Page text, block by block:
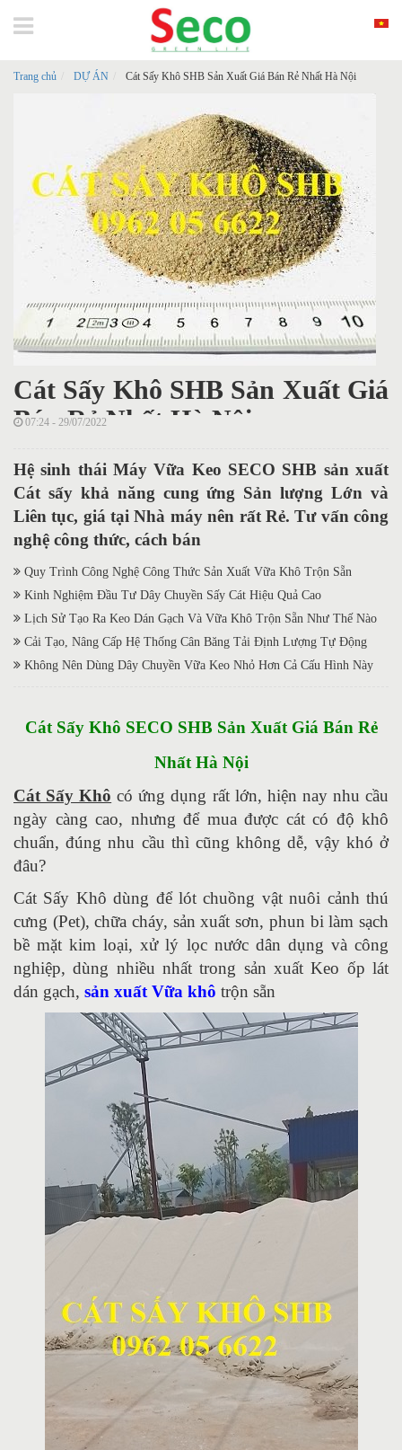
Trang chủ DỰ ÁN Cát Sấy Khô SHB Sản Xuất Giá Bán Rẻ Nhất Hà Nội
Cát Sấy Khô SHB Sản Xuất Giá
Bán Rẻ Nhất Hà Nội
07:24 - 29/07/2022
Hệ sinh thái Máy Vữa Keo SECO SHB sản xuất
Cát sấy khả năng cung ứng Sản lượng Lớn và
Liên tục, giá tại Nhà máy nên rất Rẻ. Tư vấn công
nghệ công thức, cách bán
Quy Trình Công Nghệ Công Thức Sản Xuất Vữa Khô Trộn Sẵn
Kinh Nghiệm Đầu Tư Dây Chuyền Sấy Cát Hiệu Quả Cao
Lịch Sử Tạo Ra Keo Dán Gạch Và Vữa Khô Trộn Sẵn Như Thế Nào
Cải Tạo, Nâng Cấp Hệ Thống Cân Băng Tải Định Lượng Tự Động
Không Nên Dùng Dây Chuyền Vữa Keo Nhỏ Hơn Cả Cấu Hình Này
Cát SấyKhô SECO SHB Sản Xuất Giá Bán Rẻ
Nhất Hà Nội
Cát Sấy Khô có ứng dụng rất lớn, hiện nay nhu cầu
ngày càng cao, nhưng để mua được cát có độ khô
chuẩn, đúng nhu cầu thì cũng không dễ, vậy khó ở
đâu?
Cát Sấy Khô dùng để lót chuồng vật nuôi cảnh thú
cưng (Pet), chữa cháy, sản xuất sơn, phun bi làm sạch
bề mặt kim loại, xử lý lọc nước dân dụng và công
nghiệp, dùng nhiều nhất trong sản xuất Keo ốp lát
dán gạch, sản xuất Vữa khô trộn sẵn